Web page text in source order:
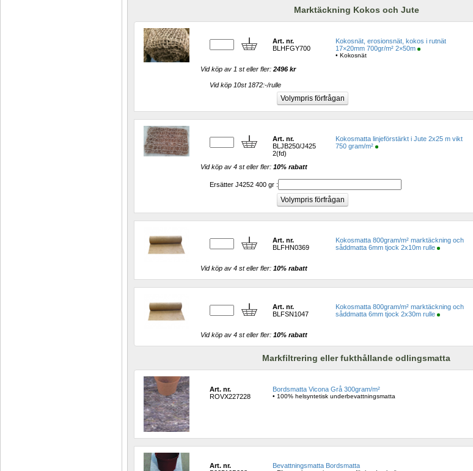
Marktäckning Kokos och Jute
Art. nr.
BLHFGY700
Kokosnät, erosionsnät, kokos i rutnät
17×20mm 700gr/m² 2×50m
• Kokosnät
Vid köp av 1 st eller fler: 2496 kr
Vid köp 10st 1872:-/rulle
Art. nr.
BLJB250/J425
2(fd)
Kokosmatta linjeförstärkt i Jute 2x25 m vikt
750 gram/m²
Vid köp av 4 st eller fler: 10% rabatt
Ersätter J4252 400 gr :
Art. nr.
BLFHN0369
Kokosmatta 800gram/m² marktäckning och
såddmatta 6mm tjock 2x10m rulle
Vid köp av 4 st eller fler: 10% rabatt
Art. nr.
BLFSN1047
Kokosmatta 800gram/m² marktäckning och
såddmatta 6mm tjock 2x30m rulle
Vid köp av 4 st eller fler: 10% rabatt
Markfiltrering eller fukthållande odlingsmatta
Art. nr.
ROVX227228
Bordsmatta Vicona Grå 300gram/m²
• 100% helsyntetisk underbevattningsmatta
Art. nr.
Bevattningsmatta Bordsmatta